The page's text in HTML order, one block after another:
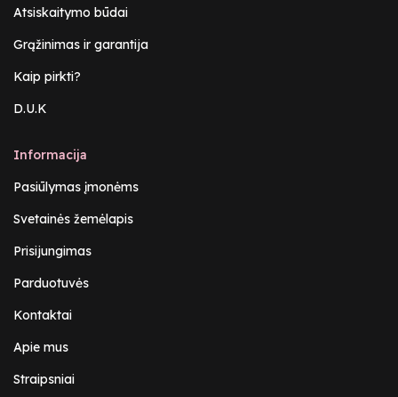
Atsiskaitymo būdai
Grąžinimas ir garantija
Kaip pirkti?
D.U.K
Informacija
Pasiūlymas įmonėms
Svetainės žemėlapis
Prisijungimas
Parduotuvės
Kontaktai
Apie mus
Straipsniai